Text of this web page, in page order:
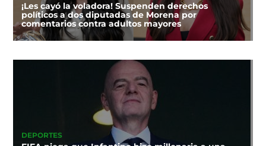
¡Les cayó la voladora! Suspenden derechos
políticos a dos diputadas de Morena por
comentarios contra adultos mayores
DEPORTES